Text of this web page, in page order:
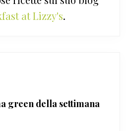
at Lizzy's.
green della settimana